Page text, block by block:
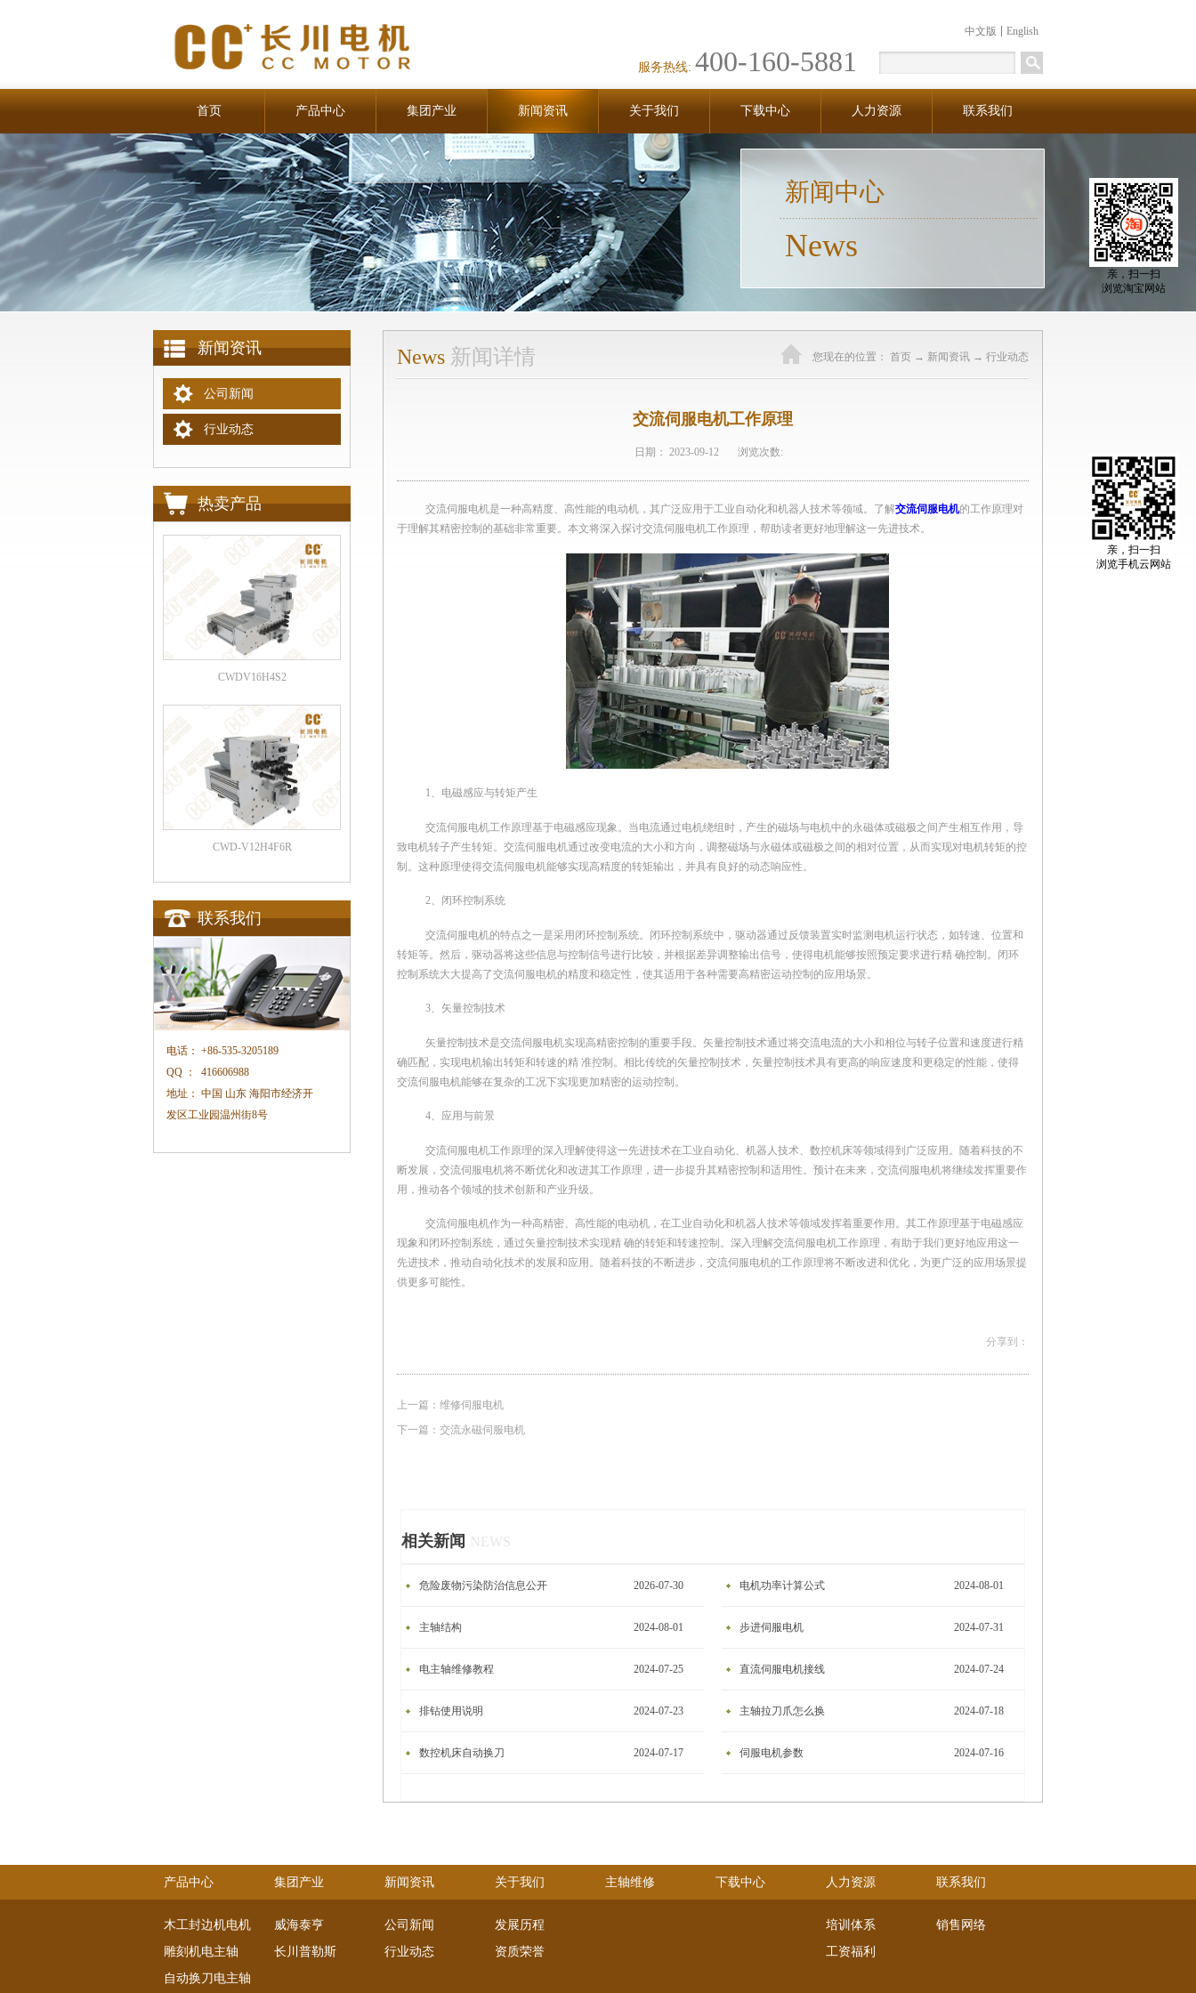
中文版 English
服务热线: 400-160-5881
首页 产品中心 集团产业 新闻资讯 关于我们 下载中心 人力资源 联系我们
新闻中心
News
新闻资讯
公司新闻
行业动态
热卖产品
CWDV16H4S2
CWD-V12H4F6R
联系我们
电话： +86-535-3205189
QQ ：
416606988
地址： 中国 山东 海阳市经济开
发区工业园温州街8号
News 新闻详情 您现在的位置： 首页 → 新闻资讯 → 行业动态
交流伺服电机工作原理
日期： 2023-09-12 浏览次数:
交流伺服电机是一种高精度、高性能的电动机，其广泛应用于工业自动化和机器人技术等领域。了解交流伺服电机的工作原理对
于理解其精密控制的基础非常重要。本文将深入探讨交流伺服电机工作原理，帮助读者更好地理解这一先进技术。
1、电磁感应与转矩产生
交流伺服电机工作原理基于电磁感应现象。当电流通过电机绕组时，产生的磁场与电机中的永磁体或磁极之间产生相互作用，导
致电机转子产生转矩。交流伺服电机通过改变电流的大小和方向，调整磁场与永磁体或磁极之间的相对位置，从而实现对电机转矩的控
制。这种原理使得交流伺服电机能够实现高精度的转矩输出，并具有良好的动态响应性。
2、闭环控制系统
交流伺服电机的特点之一是采用闭环控制系统。闭环控制系统中，驱动器通过反馈装置实时监测电机运行状态，如转速、位置和
转矩等。然后，驱动器将这些信息与控制信号进行比较，并根据差异调整输出信号，使得电机能够按照预定要求进行精 确控制。闭环
控制系统大大提高了交流伺服电机的精度和稳定性，使其适用于各种需要高精密运动控制的应用场景。
3、矢量控制技术
矢量控制技术是交流伺服电机实现高精密控制的重要手段。矢量控制技术通过将交流电流的大小和相位与转子位置和速度进行精
确匹配，实现电机输出转矩和转速的精 准控制。相比传统的矢量控制技术，矢量控制技术具有更高的响应速度和更稳定的性能，使得
交流伺服电机能够在复杂的工况下实现更加精密的运动控制。
4、应用与前景
交流伺服电机工作原理的深入理解使得这一先进技术在工业自动化、机器人技术、数控机床等领域得到广泛应用。随着科技的不
断发展，交流伺服电机将不断优化和改进其工作原理，进一步提升其精密控制和适用性。预计在未来，交流伺服电机将继续发挥重要作
用，推动各个领域的技术创新和产业升级。
交流伺服电机作为一种高精密、高性能的电动机，在工业自动化和机器人技术等领域发挥着重要作用。其工作原理基于电磁感应
现象和闭环控制系统，通过矢量控制技术实现精 确的转矩和转速控制。深入理解交流伺服电机工作原理，有助于我们更好地应用这一
先进技术，推动自动化技术的发展和应用。随着科技的不断进步，交流伺服电机的工作原理将不断改进和优化，为更广泛的应用场景提
供更多可能性。‍
上一篇： 维修伺服电机
下一篇： 交流永磁伺服电机
相关新闻 NEWS
危险废物污染防治信息公开 2026-07-30 电机功率计算公式 2024-08-01
主轴结构 2024-08-01 步进伺服电机 2024-07-31
电主轴维修教程 2024-07-25 ​直流伺服电机接线 2024-07-24
排钻使用说明 2024-07-23 主轴拉刀爪怎么换 2024-07-18
数控机床自动换刀 2024-07-17 伺服电机参数 2024-07-16
产品中心
木工封边机电机
雕刻机电主轴
自动换刀电主轴
集团产业
威海泰亨
长川普勒斯
新闻资讯
公司新闻
行业动态
关于我们
发展历程
资质荣誉
主轴维修 下载中心 人力资源
培训体系
工资福利
联系我们
销售网络
亲，扫一扫
浏览淘宝网站
亲，扫一扫
浏览手机云网站